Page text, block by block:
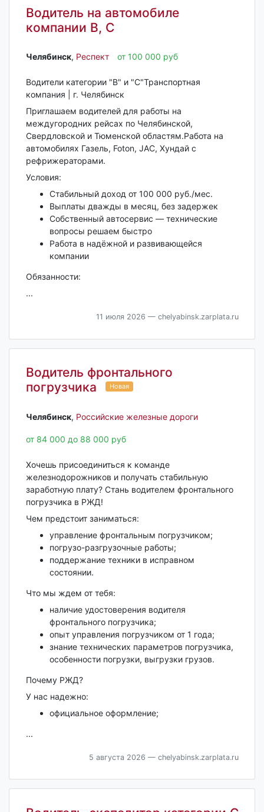
Водитель на автомобиле
компании B, С
Челябинск‎, Респект от 100 000 руб
Водители категории "В" и "С"Транспортная
компания | г. Челябинск
Приглашаем водителей для работы на
междугородних рейсах по Челябинской,
Свердловской и Тюменской областям.Работа на
автомобилях Газель, Foton, JAC, Хундай с
рефрижераторами.
Условия:
Стабильный доход от 100 000 руб./мес.
Выплаты дважды в месяц, без задержек
Собственный автосервис — технические
вопросы решаем быстро
Работа в надёжной и развивающейся
компании
Обязанности:
...
11 июля 2026 — chelyabinsk.zarplata.ru
Водитель фронтального
погрузчика
Новая
Челябинск‎, Российские железные дороги
от 84 000 до 88 000 руб
Хочешь присоединиться к команде
железнодорожников и получать стабильную
заработную плату? Стань водителем фронтального
погрузчика в РЖД!
Чем предстоит заниматься:
управление фронтальным погрузчиком;
погрузо-разгрузочные работы;
поддержание техники в исправном
состоянии.
Что мы ждем от тебя:
наличие удостоверения водителя
фронтального погрузчика;
опыт управления погрузчиком от 1 года;
знание технических параметров погрузчика,
особенности погрузки, выгрузки грузов.
Почему РЖД?
У нас надежно:
официальное оформление;
...
5 августа 2026 — chelyabinsk.zarplata.ru